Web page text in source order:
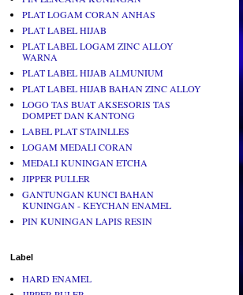
PLAT LOGAM CORAN ANHAS
PLAT LABEL HIJAB
PLAT LABEL LOGAM ZINC ALLOY
WARNA
PLAT LABEL HIJAB ALMUNIUM
PLAT LABEL HIJAB BAHAN ZINC ALLOY
LOGO TAS BUAT AKSESORIS TAS
DOMPET DAN KANTONG
LABEL PLAT STAINLLES
LOGAM MEDALI CORAN
MEDALI KUNINGAN ETCHA
JIPPER PULLER
GANTUNGAN KUNCI BAHAN
KUNINGAN - KEYCHAN ENAMEL
PIN KUNINGAN LAPIS RESIN
Label
HARD ENAMEL